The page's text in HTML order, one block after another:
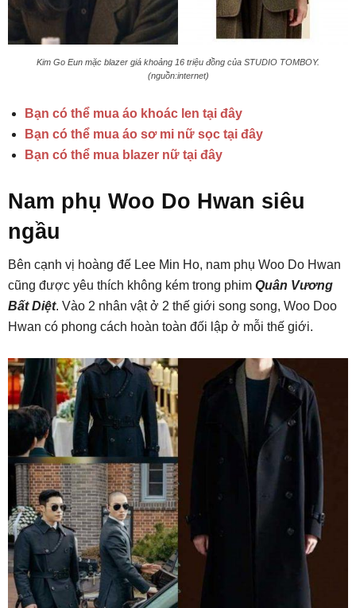
Kim Go Eun mặc blazer giá khoảng 16 triệu đồng của STUDIO TOMBOY.
(nguồn:internet)
Bạn có thể mua áo khoác len tại đây
Bạn có thể mua áo sơ mi nữ sọc tại đây
Bạn có thể mua blazer nữ tại đây
Nam phụ Woo Do Hwan siêu
ngầu
Bên cạnh vị hoàng đế Lee Min Ho, nam phụ Woo Do Hwan
cũng được yêu thích không kém trong phim Quân Vương
Bất Diệt. Vào 2 nhân vật ở 2 thế giới song song, Woo Doo
Hwan có phong cách hoàn toàn đối lập ở mỗi thế giới.